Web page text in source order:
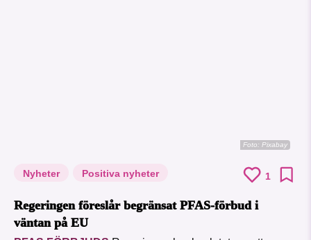
Foto: Pixabay
Nyheter Positiva nyheter 1
Regeringen föreslår begränsat PFAS-förbud i
väntan på EU